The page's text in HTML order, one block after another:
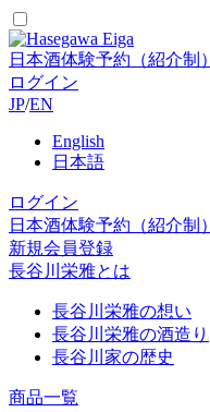
日本酒体験予約（紹介制）
ログイン
JP/EN
English
日本語
ログイン
日本酒体験予約（紹介制）
新規会員登録
長谷川栄雅とは
長谷川栄雅の想い
長谷川栄雅の酒造り
長谷川家の歴史
商品一覧